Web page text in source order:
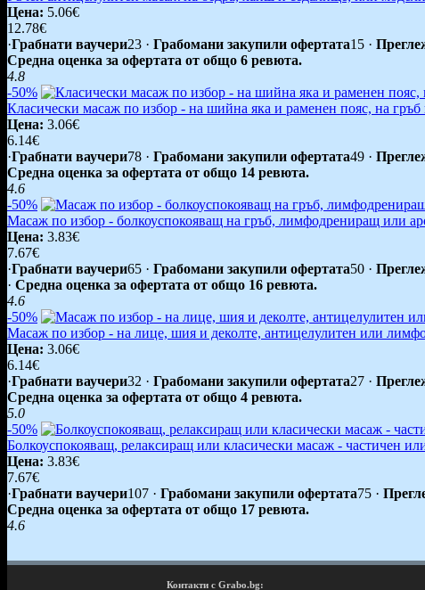
Цена: 5.06€
12.78€
·Грабнати ваучери23 · Грабомани закупили офертата15 ·
Средна оценка за офертата от общо 6 ревюта.
4.8
-50%
Класически масаж по избор - на шийна яка и раменен пояс, на
Цена: 3.06€
6.14€
·Грабнати ваучери78 · Грабомани закупили офертата49 ·
Средна оценка за офертата от общо 14 ревюта.
4.6
-50%
Масаж по избор - болкоуспокояващ на гръб, лимфодрениращ или
Цена: 3.83€
7.67€
·Грабнати ваучери65 · Грабомани закупили офертата50 ·
· Средна оценка за офертата от общо 16 ревюта.
4.6
-50%
Масаж по избор - на лице, шия и деколте, антицелулитен или
Цена: 3.06€
6.14€
·Грабнати ваучери32 · Грабомани закупили офертата27 ·
Средна оценка за офертата от общо 4 ревюта.
5.0
-50%
Болкоуспокояващ, релаксиращ или класически масаж - частичен
Цена: 3.83€
7.67€
·Грабнати ваучери107 · Грабомани закупили офертата75 ·
Средна оценка за офертата от общо 17 ревюта.
4.6
Контакти с Grabo.bg: